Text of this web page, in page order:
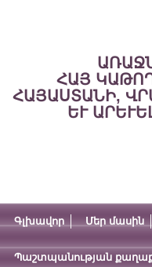
ՀԱՅ
ՀԱՅԱՍՏԱՆԻ,
ԵՒ
Գլխավոր Մեր մասին
Պաշտպանության